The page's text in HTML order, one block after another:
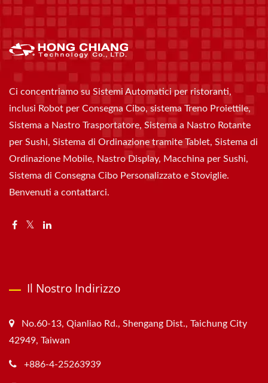
Ci concentriamo su Sistemi Automatici per ristoranti,
inclusi Robot per Consegna Cibo, sistema Treno Proiettile,
Sistema a Nastro Trasportatore, Sistema a Nastro Rotante
per Sushi, Sistema di Ordinazione tramite Tablet, Sistema di
Ordinazione Mobile, Nastro Display, Macchina per Sushi,
Sistema di Consegna Cibo Personalizzato e Stoviglie.
Benvenuti a contattarci.
Il Nostro Indirizzo
No.60-13, Qianliao Rd., Shengang Dist., Taichung City
42949, Taiwan
+886-4-25263939